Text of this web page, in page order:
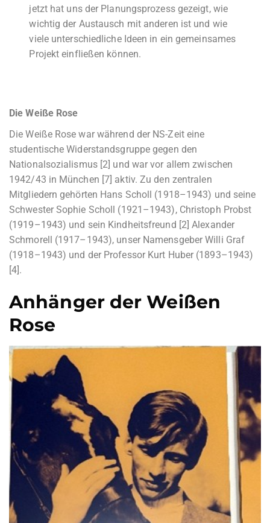
jetzt hat uns der Planungsprozess gezeigt, wie
wichtig der Austausch mit anderen ist und wie
viele unterschiedliche Ideen in ein gemeinsames
Projekt einfließen können.
Die Weiße Rose
Die Weiße Rose war während der NS-Zeit eine
studentische Widerstandsgruppe gegen den
Nationalsozialismus [2] und war vor allem zwischen
1942/43 in München [7] aktiv. Zu den zentralen
Mitgliedern gehörten Hans Scholl (1918–1943) und seine
Schwester Sophie Scholl (1921–1943), Christoph Probst
(1919–1943) und sein Kindheitsfreund [2] Alexander
Schmorell (1917–1943), unser Namensgeber Willi Graf
(1918–1943) und der Professor Kurt Huber (1893–1943)
[4].
Anhänger der Weißen
Rose